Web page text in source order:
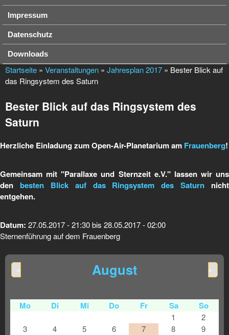
Impressum
Datenschutz
Downloads
Startseite » Veranstaltungen » Jahresplan 2017 » Bester Blick auf
das Ringsystem des Saturn
Bester Blick auf das Ringsystem des
Saturn
Herzliche Einladung zumOpen-Air-Planetarium am Frauenberg!
Gemeinsam mit "Parallaxe und Sternzeit e.V." lassen wir uns
den besten Blick auf das Ringsystem des Saturn nicht
entgehen.
Datum: 27.05.2017 - 21:30bis 28.05.2017 - 02:00
Sternenführung auf dem Frauenberg
August
« »
Mo Di Mi Do Fr Sa So
1
2
3
4 5 6 7 8
9